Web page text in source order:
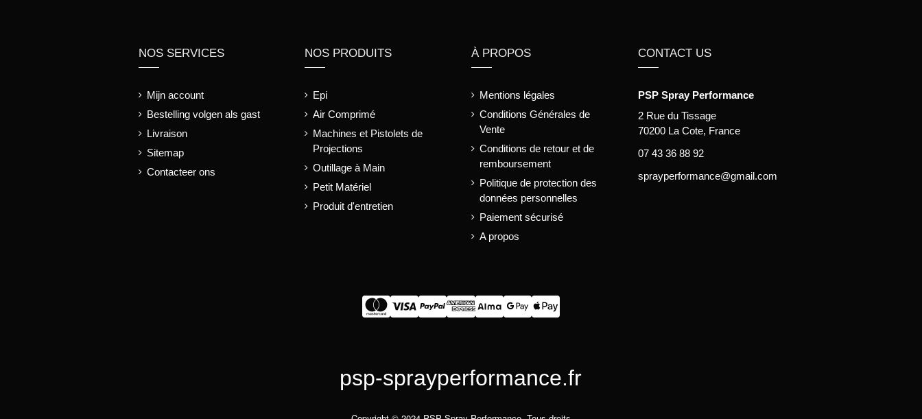
NOS SERVICES
Mijn account
Bestelling volgen als gast
Livraison
Sitemap
Contacteer ons
NOS PRODUITS
Epi
Air Comprimé
Machines et Pistolets de
Projections
Outillage à Main
Petit Matériel
Produit d'entretien
À PROPOS
Mentions légales
Conditions Générales de
Vente
Conditions de retour et de
remboursement
Politique de protection des
données personnelles
Paiement sécurisé
A propos
CONTACT US
PSP Spray Performance
2 Rue du Tissage
70200 La Cote, France
07 43 36 88 92
sprayperformance@gmail.com
psp-sprayperformance.fr